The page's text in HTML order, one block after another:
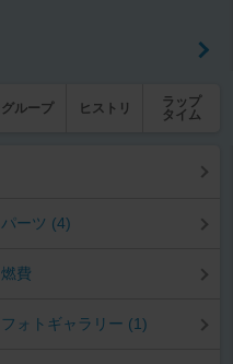
グループ ヒストリ
ラップ
タイム
パーツ (4)
燃費
フォトギャラリー (1)